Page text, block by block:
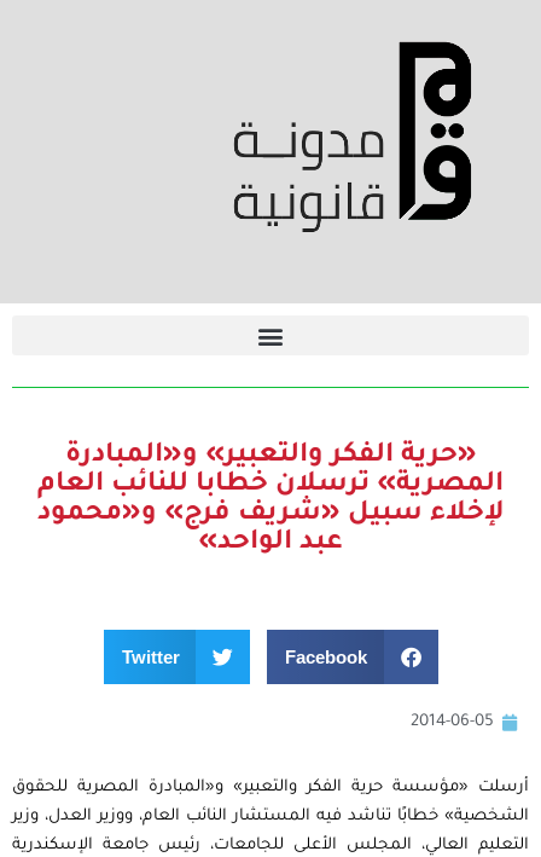
«حرية الفكر والتعبير» و«المبادرة
المصرية» ترسلان خطابا للنائب العام
لإخلاء سبيل «شريف فرج» و«محمود
عبد الواحد»
Facebook
Twitter
2014-06-05
أرسلت «مؤسسة حرية الفكر والتعبير» و«المبادرة المصرية للحقوق
الشخصية» خطابًا تناشد فيه المستشار النائب العام، ووزير العدل​، ​وزير
التعليم العالي​، ​المجلس الأعلى للجامعات​، ​رئيس جامعة الإسكندرية​